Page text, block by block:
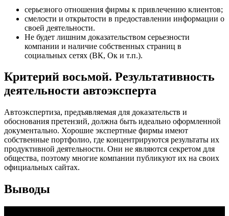
серьезного отношения фирмы к привлечению клиентов;
смелости и открытости в предоставлении информации о
своей деятельности.
Не будет лишним доказательством серьезности
компании и наличие собственных страниц в
социальных сетях (ВК, Ок и т.п.).
Критерий восьмой. Результативность
деятельности автоэксперта
Автоэкспертиза, предъявляемая для доказательств и
обоснования претензий, должна быть идеально оформленной
документально. Хорошие экспертные фирмы имеют
собственные портфолио, где концентрируются результаты их
продуктивной деятельности. Они не являются секретом для
общества, поэтому многие компании публикуют их на своих
официальных сайтах.
Выводы